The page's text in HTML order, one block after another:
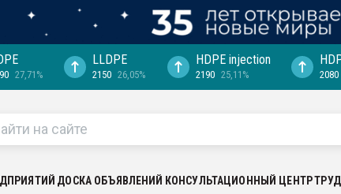
27,71%
LLDPE
2150 26,05%
HDPE injection
2190 25,11% 2080
ДОСКА ОБЪЯВЛЕНИЙ КОНСУЛЬТАЦИОННЫЙ ЦЕНТР